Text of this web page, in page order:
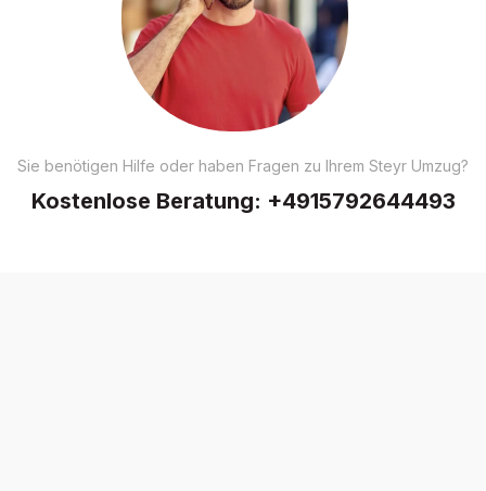
Sie benötigen Hilfe oder haben Fragen zu Ihrem Steyr Umzug?
Kostenlose Beratung: +4915792644493